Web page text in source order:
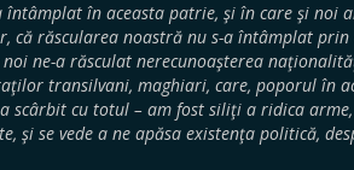
întâmplat în aceasta patrie, şi în care şi noi
că răscularea noastră nu s-a întâmplat
ne-a răsculat nerecunoaşterea
transilvani, maghiari, care, poporul în
scârbit cu totul – am fost siliţi a ridica
şi se vede a ne apăsa existenţa politică,